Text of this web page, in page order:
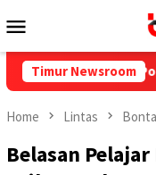
to
Menu
Timur Newsroom
Dinamika Politik Fraksi
Home Lintas
Belasan